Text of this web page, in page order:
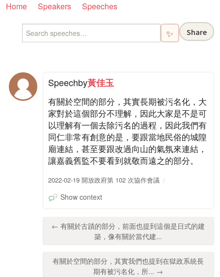
Home Speakers Speeches
✨ Share
Speechby黃佳玉
有關於空間的部分，其實長期被污名化，大
家對於這個部分不理解，因此大家是不是可
以理解有一個去除污名的過程，因此我們有
同仁非常有創意的是，要跟當地民俗的城隍
廟連結，甚至要跟改過向山的氣氛來連結，
讓嘉義舊監不要看到就敬而遠之的部分。
2022-02-19 開放政府第 102 次協作會議
Show context
← 有關於古蹟的部分，前面也提到這個是日式的建
築，像有關於當代建...
有關於空間的部分，其實我們也提到在獄政系統長
期有被污名化，所... →